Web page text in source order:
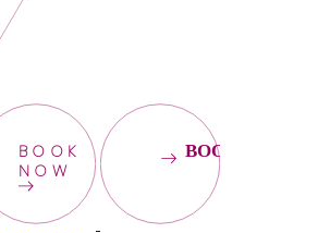
BOOK
NOW
BOOKNOW